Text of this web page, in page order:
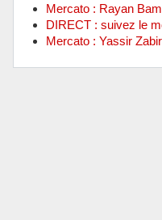
Mercato : Rayan
DIRECT : suivez le
Mercato : Yassir